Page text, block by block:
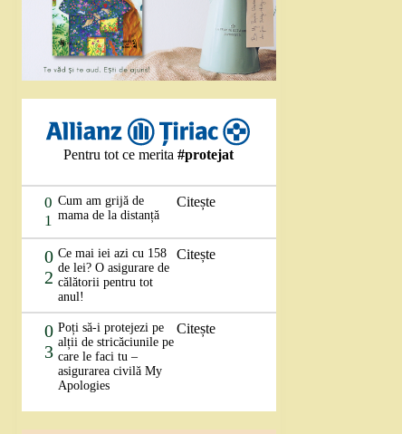
Pentru tot ce merita#protejat
0
1
Cum am grijă de
mama de la distanță
Citește
0
2
Ce mai iei azi cu 158
de lei? O asigurare de
călătorii pentru tot
anul!
Citește
0
3
Poți să-i protejezi pe
alții de stricăciunile pe
care le faci tu –
asigurarea civilă My
Apologies
Citește